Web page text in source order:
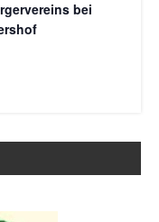
bei